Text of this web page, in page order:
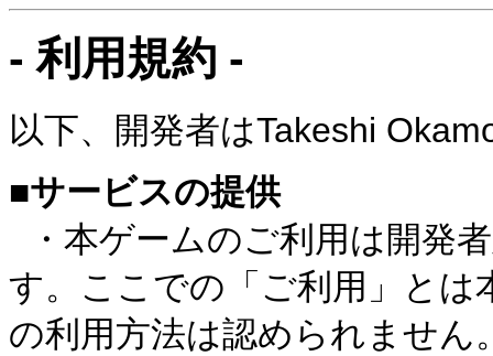
- 利用規約 -
以下、開発者はTakeshi
■サービスの提供
・本ゲームのご利用は開発
す。ここでの「ご利用」と
の利用方法は認められません